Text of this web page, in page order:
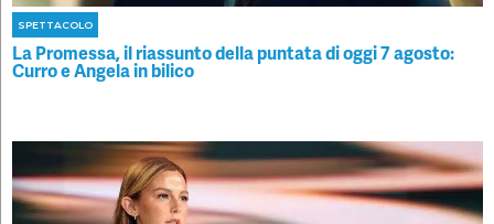
SPETTACOLO
La Promessa, il riassunto della puntata di oggi 7 agosto:
Curro e Angela in bilico